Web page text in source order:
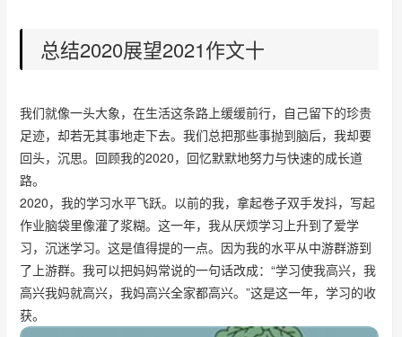
总结2020展望2021作文十
我们就像一头大象，在生活这条路上缓缓前行，自己留下的珍贵
足迹，却若无其事地走下去。我们总把那些事抛到脑后，我却要
回头，沉思。回顾我的2020，回忆默默地努力与快速的成长道
路。
2020，我的学习水平飞跃。以前的我，拿起卷子双手发抖，写起
作业脑袋里像灌了浆糊。这一年，我从厌烦学习上升到了爱学
习，沉迷学习。这是值得提的一点。因为我的水平从中游群游到
了上游群。我可以把妈妈常说的一句话改成：“学习使我高兴，我
高兴我妈就高兴，我妈高兴全家都高兴。”这是这一年，学习的收
获。